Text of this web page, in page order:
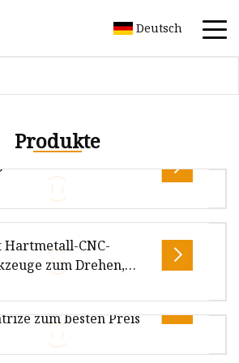
Deutsch
Produkte
aus Hartmetall
CNC-
zum Drehen,
SNMG/VNMG/WNMG
liefert
zum besten Preis